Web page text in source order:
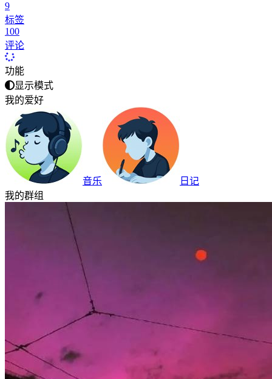
9
标签
100
评论
功能
显示模式
我的爱好
音乐
日记
我的群组